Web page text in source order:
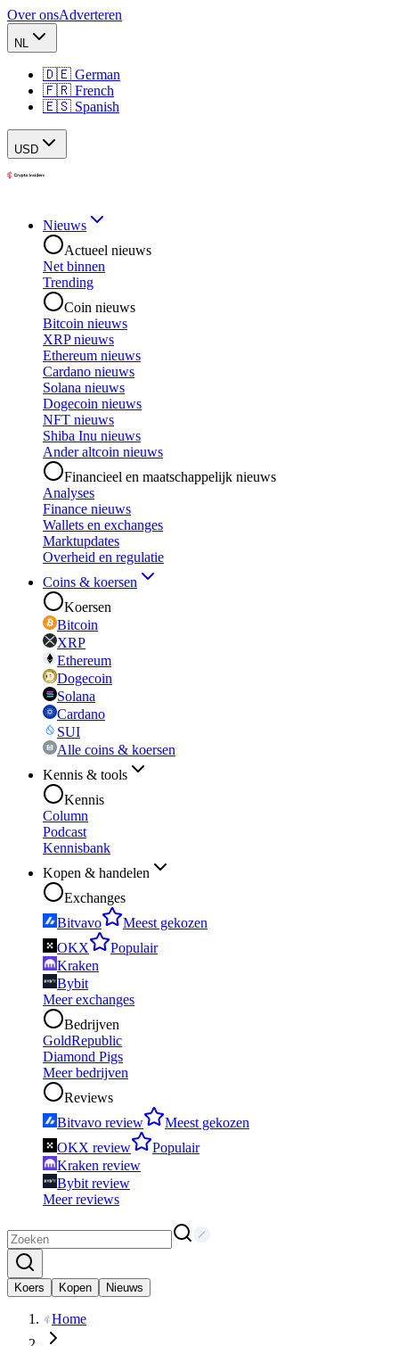
Over onsAdverteren
NL
🇩🇪 German
🇫🇷 French
🇪🇸 Spanish
USD
Nieuws
Actueel nieuws
Net binnen
Trending
Coin nieuws
Bitcoin nieuws
XRP nieuws
Ethereum nieuws
Cardano nieuws
Solana nieuws
Dogecoin nieuws
NFT nieuws
Shiba Inu nieuws
Ander altcoin nieuws
Financieel en maatschappelijk nieuws
Analyses
Finance nieuws
Wallets en exchanges
Marktupdates
Overheid en regulatie
Coins & koersen
Koersen
Bitcoin
XRP
Ethereum
Dogecoin
Solana
Cardano
SUI
Alle coins & koersen
Kennis & tools
Kennis
Column
Podcast
Kennisbank
Kopen & handelen
Exchanges
Bitvavo
Meest gekozen
OKX
Populair
Kraken
Bybit
Meer exchanges
Bedrijven
GoldRepublic
Diamond Pigs
Meer bedrijven
Reviews
Bitvavo review
Meest gekozen
OKX review
Populair
Kraken review
Bybit review
Meer reviews
Koers Kopen Nieuws
Home